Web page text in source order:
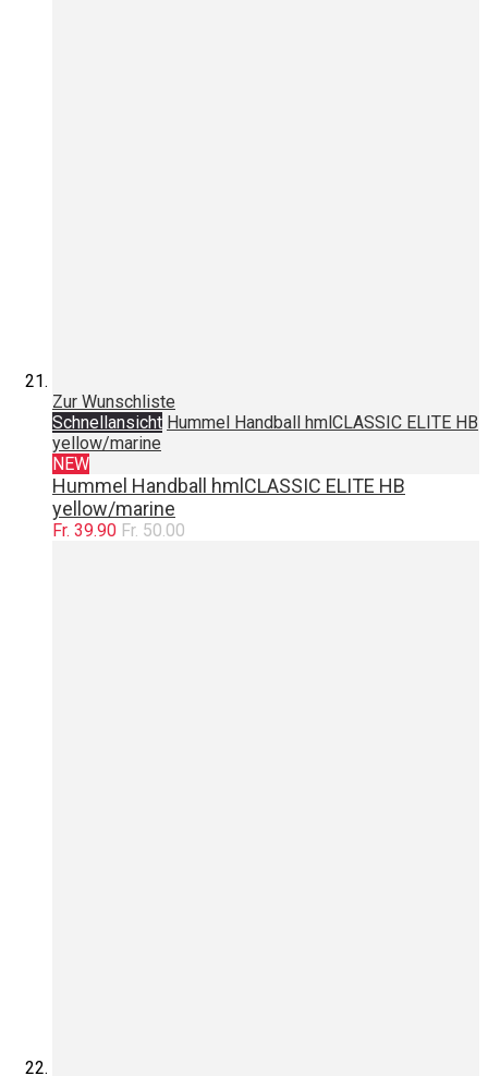
Zur Wunschliste
Schnellansicht Hummel Handball hmlCLASSIC ELITE HB
yellow/marine
NEW
Hummel Handball hmlCLASSIC ELITE HB
yellow/marine
Fr. 39.90 Fr. 50.00